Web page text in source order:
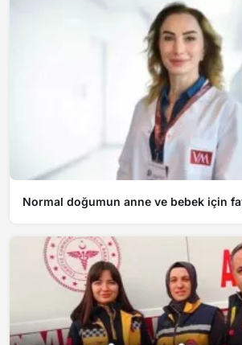
Normal doğumun anne ve bebek için